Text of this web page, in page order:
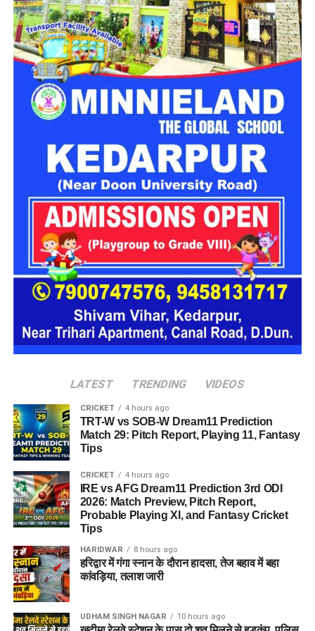
उत्तराखंड में बन रहा ‘आलंबन गांव’
महिला सशक्तिकरण एवं बाल विकास विभागके निदेशक आईएएस बंशीलाल
राणा के मुताबिक, नारी निकेतन में आने वाली कई महिलाएं और बच्चे खुद को
एक बंद संस्थान या जेल जैसी जगह पर महसूस करते हैं। यही वजह है कि
कई बार बच्चे वहां से निकलने या भागने की कोशिश तक करने लगते हैं।
इसी समस्या को ध्यान में रखते हुए विभाग अब ऐसा इंफ्रास्ट्रक्चर तैयार
करने की दिशा में काम कर रहा है, जहां रहने वाले लोगों को संस्थागत माहौल
के बजाय परिवार जैसा वातावरण मिल सके।
16 घरों में मिलेगा परिवार जैसा माहौल
प्रस्तावित आलंबन गांव में कॉटेज और छोटे घर विकसित किए जाएंगे। यहां
एक परिवार की तर्ज पर लोगों को रखा जाएगा। योजना के मुताबिक, एक
यूनिट में करीब दो महिलाएं, चार बच्चे और एक किशोरी को शामिल किया
जाएगा। इस तरह उन्हें एक परिवार की तरह साथ रहने का अवसर मिलेगा।
हर यूनिट में अलग किचन जैसी सुविधाएं भी होंगी, ताकि वहां रहने वाली
महिलाओं और बच्चों को रोजमर्रा के जीवन में ज्यादा स्वतंत्रता और जिम्मेदारी
का अनुभव हो सके। प्रस्तावित परिसर में कुल 16 घर विकसित किए
जाएंगे, जिनमें करीब 88 लोगों के रहने की व्यवस्था होगी।
जेल नहीं, रेजिडेंशियल कॉम्प्लेक्स जैसा
होगा माहौल
LATEST TRENDING VIDEOS
CRICKET 4 hours ago
TRT-W vs SOB-W Dream11 Prediction
Match 29: Pitch Report, Playing 11, Fantasy
Tips
CRICKET 4 hours ago
IRE vs AFG Dream11 Prediction 3rd ODI
2026: Match Preview, Pitch Report,
Probable Playing XI, and Fantasy Cricket
Tips
HARIDWAR 8 hours ago
हरिद्वार में गंगा स्नान के दौरान हादसा, तेज बहाव में बहा
कांवड़िया, तलाश जारी
UDHAM SINGH NAGAR 10 hours ago